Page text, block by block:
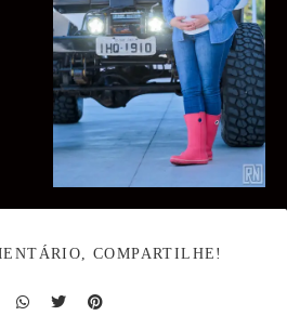
COMPARTILHE!